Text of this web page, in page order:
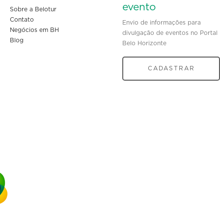
Sobre a Belotur
Contato
Negócios em BH
Blog
evento
Envio de informações para
divulgação de eventos no Portal
Belo Horizonte
CADASTRAR